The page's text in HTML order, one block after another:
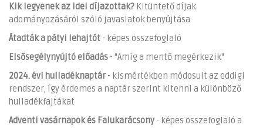
Kik legyenek az idei díjazottak? Kitüntető díjak
adományozásáról szóló javaslatok benyújtása
Átadták a pátyi lehajtót - képes összefoglaló
Elsősegélynyújtó előadás - "Amíg a mentő megérkezik"
2024. évi hulladéknaptár- kismértékben módosult az eddigi
rendszer, így érdemes a naptár szerint kitenni a különböző
hulladékfajtákat
Adventi vasárnapok és Falukarácsony - képes összefoglaló a